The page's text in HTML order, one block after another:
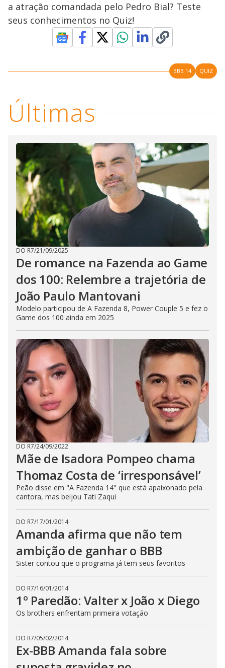
a atração comandada pelo Pedro Bial? Teste
seus conhecimentos no Quiz!
BBB 14 QUIZ
Últimas
DO R7/21/09/2025
De romance na Fazenda ao Game
dos 100: Relembre a trajetória de
João Paulo Mantovani
Modelo participou de A Fazenda 8, Power Couple 5 e fez o
Game dos 100 ainda em 2025
DO R7/24/09/2022
Mãe de Isadora Pompeo chama
Thomaz Costa de ‘irresponsável’
Peão disse em "A Fazenda 14" que está apaixonado pela
cantora, mas beijou Tati Zaqui
DO R7/17/01/2014
Amanda afirma que não tem
ambição de ganhar o BBB
Sister contou que o programa já tem seus favoritos
DO R7/16/01/2014
1º Paredão: Valter x João x Diego
Os brothers enfrentam primeira votação
DO R7/05/02/2014
Ex-BBB Amanda fala sobre